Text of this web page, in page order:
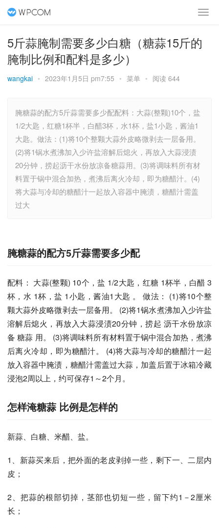
5斤蒜腌制需要多少白糖（糖蒜15斤的
腌制比例和配料是多少）
wangkai • 2023年1月5日 pm7:55 • 菜单 • 阅读 644
腌糖蒜的配方5斤蒜需要多少配配料：大蒜(整颗)10个，盐
1/2大匙，红糖1杯半，白醋3杯，水1杯，盐1小匙，酱油1
大匙。做法：(1)将10个整颗大蒜外皮略微剥去一层备用。
(2)将1锅水煮沸加入少许盐溶解后熄火，再放入大蒜浸渍
20分钟，捞起沥干水份放凉备糖蒜用。(3)将调味料所有材
料置于锅中混合加热，煮沸后离火冷却，即为糖醋汁。(4)
将大蒜与冷却的糖醋汁一起放入容器中腌渍，糖醋汁需盖
过大
腌糖蒜的配方5斤蒜需要多少配
配料： 大蒜(整颗) 10个，盐 1/2大匙，红糖 1杯半，白醋 3
杯，水 1杯，盐 1小匙，酱油1大匙 。 做法： (1)将10个整
颗大蒜外皮略微剥去一层备用。 (2)将1锅水煮沸加入少许盐
溶解后熄火，再放入大蒜浸渍20分钟，捞起 沥干水份放凉
备 糖蒜 用。 (3)将调味料所有材料置于锅中混合加热，煮沸
后离火冷却，即为糖醋汁。 (4)将大蒜与冷却的糖醋汁一起
放入容器中腌渍，糖醋汁需盖过大蒜，加盖后置于冰箱冷藏
浸泡2周以上，约可保存1～2个月。
怎样淹糖蒜 比例是怎样的
新蒜、白糖、米醋、盐。
1、新蒜买来后，把外面的老皮剥掉一些，剩下一、二层内
皮；
2、把蒜的根部切掉，茎部也切短一些，留下约1－2厘米
长；